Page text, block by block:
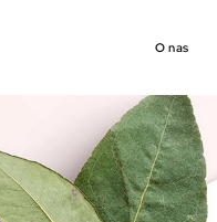
O nas